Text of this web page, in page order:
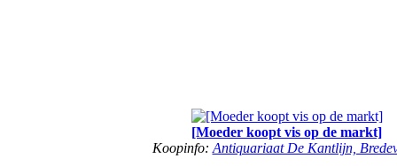
[Moeder koopt vis op de markt]
Koopinfo: Antiquariaat De Kantlijn,